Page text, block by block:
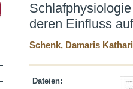
deren Einfluss
Schenk, Damaris
Dateien: